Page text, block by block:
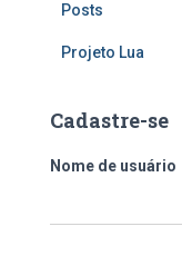
Posts
Projeto Lua
Cadastre-se
Nome de usuário